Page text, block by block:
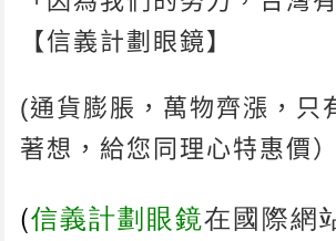
【信義計劃眼鏡】
(通貨膨脹，萬物齊漲，只
著想，給您同理心特惠價）
(信義計劃眼鏡在國際網